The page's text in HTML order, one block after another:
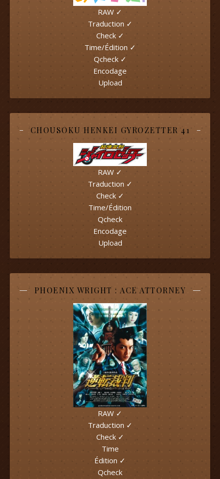
RAW ✓
Traduction ✓
Check ✓
Time/Édition ✓
Qcheck ✓
Encodage
Upload
CHOUSOKU HENKEI GYROZETTER 41
RAW ✓
Traduction ✓
Check ✓
Time/Édition
Qcheck
Encodage
Upload
PHOENIX WRIGHT : ACE ATTORNEY
RAW ✓
Traduction ✓
Check ✓
Time
Édition ✓
Qcheck